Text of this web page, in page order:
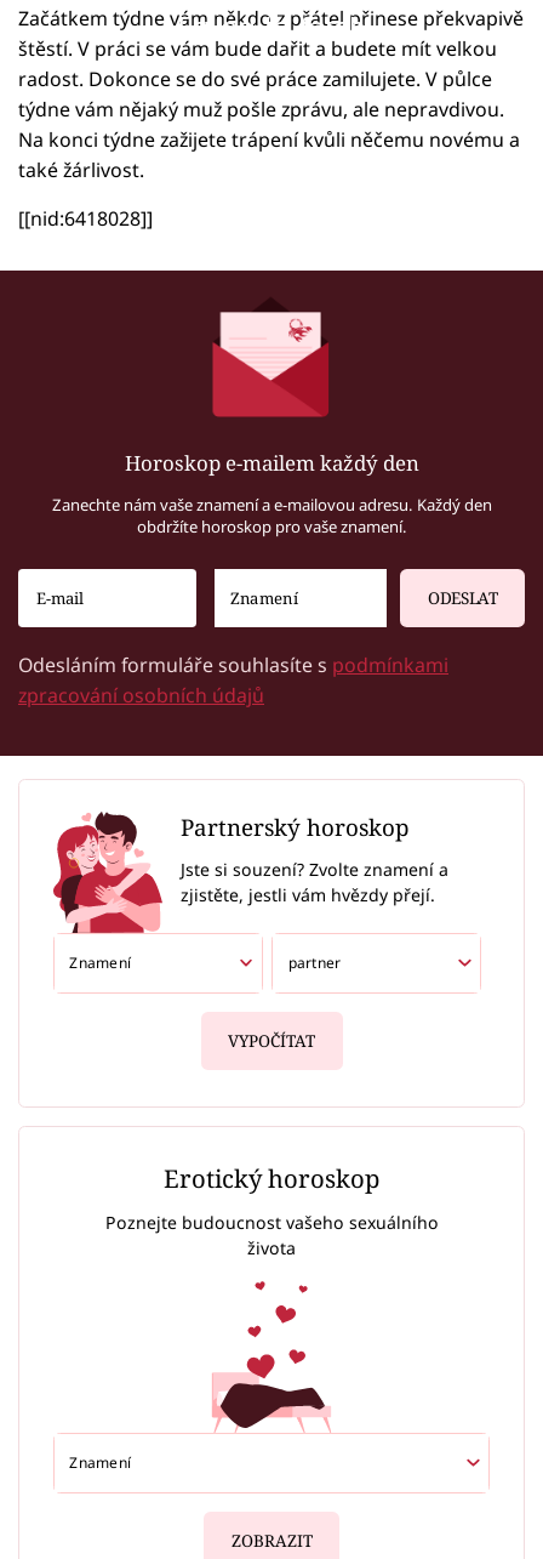
Failed to fetch
Začátkem týdne vám někdo z přátel přinese překvapivě
štěstí. V práci se vám bude dařit a budete mít velkou
radost. Dokonce se do své práce zamilujete. V půlce
týdne vám nějaký muž pošle zprávu, ale nepravdivou.
Na konci týdne zažijete trápení kvůli něčemu novému a
také žárlivost.
[[nid:6418028]]
Horoskop e-mailem každý den
Zanechte nám vaše znamení a e-mailovou adresu. Každý den
obdržíte horoskop pro vaše znamení.
ODESLAT
Odesláním formuláře souhlasíte s podmínkami
zpracování osobních údajů
Partnerský horoskop
Jste si souzení? Zvolte znamení a
zjistěte, jestli vám hvězdy přejí.
VYPOČÍTAT
Erotický horoskop
Poznejte budoucnost vašeho sexuálního
života
ZOBRAZIT